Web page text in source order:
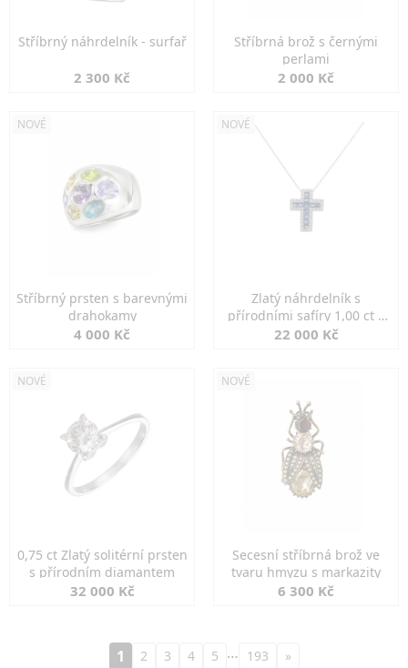
Stříbrný náhrdelník - surfař
2 300 Kč
Stříbrná brož s černými
perlami
2 000 Kč
NOVÉ
Stříbrný prsten s barevnými
drahokamy
4 000 Kč
NOVÉ
Zlatý náhrdelník s
přírodními safíry 1,00 ct a
diamanty
22 000 Kč
NOVÉ
0,75 ct Zlatý solitérní prsten
s přírodním diamantem
32 000 Kč
NOVÉ
Secesní stříbrná brož ve
tvaru hmyzu s markazity
6 300 Kč
1 2 3 4 5 … 193 »